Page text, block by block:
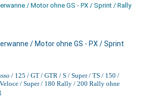
/ Motor ohne GS - PX / Sprint
/ 125 / GT / GTR / S / Super / TS / 150 /
/ Super / 180 Rally / 200 Rally ohne